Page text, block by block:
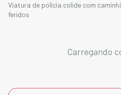
Viatura de polícia colide com
feridos
Carregando